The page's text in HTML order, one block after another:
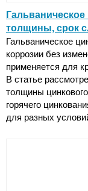
толщины, срок
Гальваническое
коррозии без
применяется для
В статье
толщины
горячего
для разных